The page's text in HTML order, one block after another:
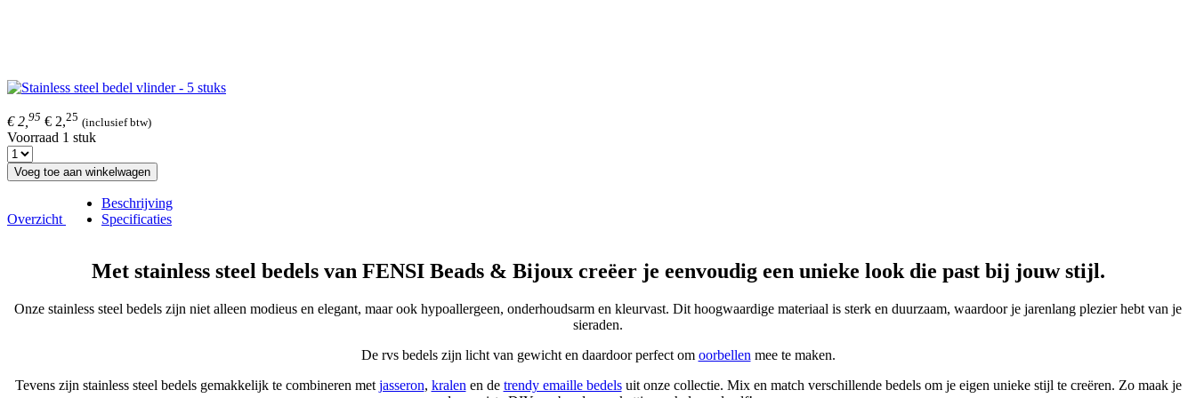
€ 2, 95 € 2,25 (inclusief btw)
Voorraad 1 stuk
Voeg toe aan winkelwagen
Overzicht
Beschrijving
Specificaties
Met stainless steel bedels van FENSI Beads & Bijoux creëer je eenvoudig een unieke look die past bij jouw stijl.
Onze stainless steel bedels zijn niet alleen modieus en elegant, maar ook hypoallergeen, onderhoudsarm en kleurvast. Dit hoogwaardige materiaal is sterk en duurzaam, waardoor je jarenlang plezier hebt van je
sieraden.
De rvs bedels zijn licht van gewicht en daardoor perfect om oorbellen mee te maken.
Tevens zijn stainless steel bedels gemakkelijk te combineren met jasseron, kralen en de trendy emaille bedelsuit onze collectie. Mix en match verschillende bedels om je eigen unieke stijl te creëren. Zo maak je